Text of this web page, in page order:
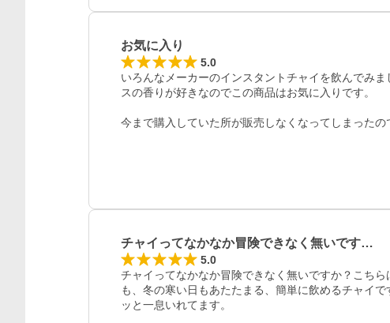
お気に入り
5.0
いろんなメーカーのインスタントチャイを飲んでみ
スの香りが好きなのでこの商品はお気に入りです。
今まで購入していた所が販売しなくなってしまったの
チャイってなかなか冒険できなく無いです…
5.0
チャイってなかなか冒険できなく無いですか？こち
も、冬の寒い日もあたたまる、簡単に飲めるチャイ
ッと一息いれてます。